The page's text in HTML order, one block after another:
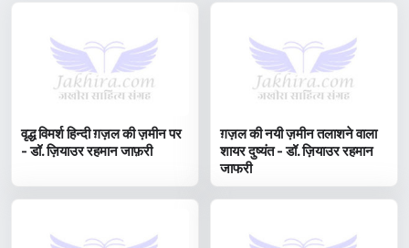
वृद्ध विमर्श हिन्दी ग़ज़ल की ज़मीन पर
- डॉ. ज़ियाउर रहमान जाफ़री
ग़ज़ल की नयी ज़मीन तलाशने वाला
शायर दुष्यंत - डॉ. ज़ियाउर रहमान
जाफरी